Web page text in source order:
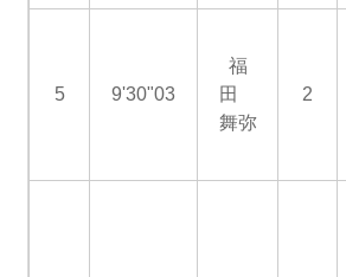
5 9'30"03
福
田
舞弥
2